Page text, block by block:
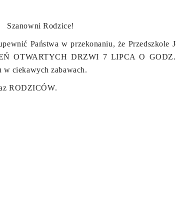
Szanowni Rodzice!
Państwa w przekonaniu, że
OTWARTYCH DRZWI 7 LIPCA O
w ciekawych zabawach.
RODZICÓW.